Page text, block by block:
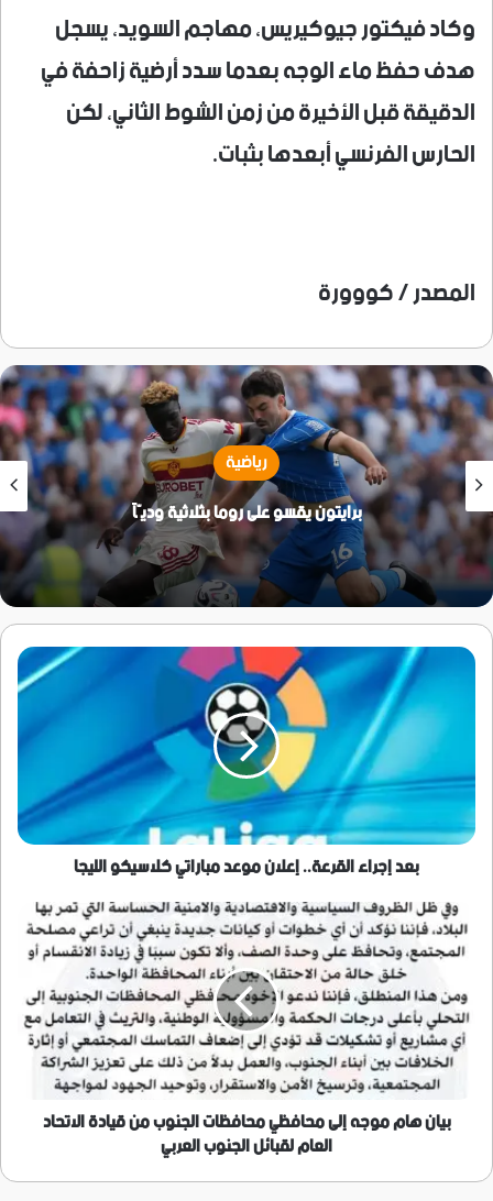
وكاد فيكتور جيوكيريس، مهاجم السويد، يسجل
هدف حفظ ماء الوجه بعدما سدد أرضية زاحفة في
الدقيقة قبل الأخيرة من زمن الشوط الثاني، لكن
الحارس الفرنسي أبعدها بثبات.
المصدر / كووورة
رياضية
برايتون يقسو على روما بثلاثية وديّاً
بعد
إجراءالقرعة..
موعد
مباراتي
كلاسيكو
الليجا
بعد إجراء القرعة.. إعلان موعد مباراتي كلاسيكو الليجا
بيان
هام
موجه
إلى
محافظي
محافظات
الجنوب
قيادة
الاتحاد
العام
الجنوب
بيان هام موجه إلى محافظي محافظات الجنوب من قيادة الاتحاد
العام لقبائل الجنوب العربي